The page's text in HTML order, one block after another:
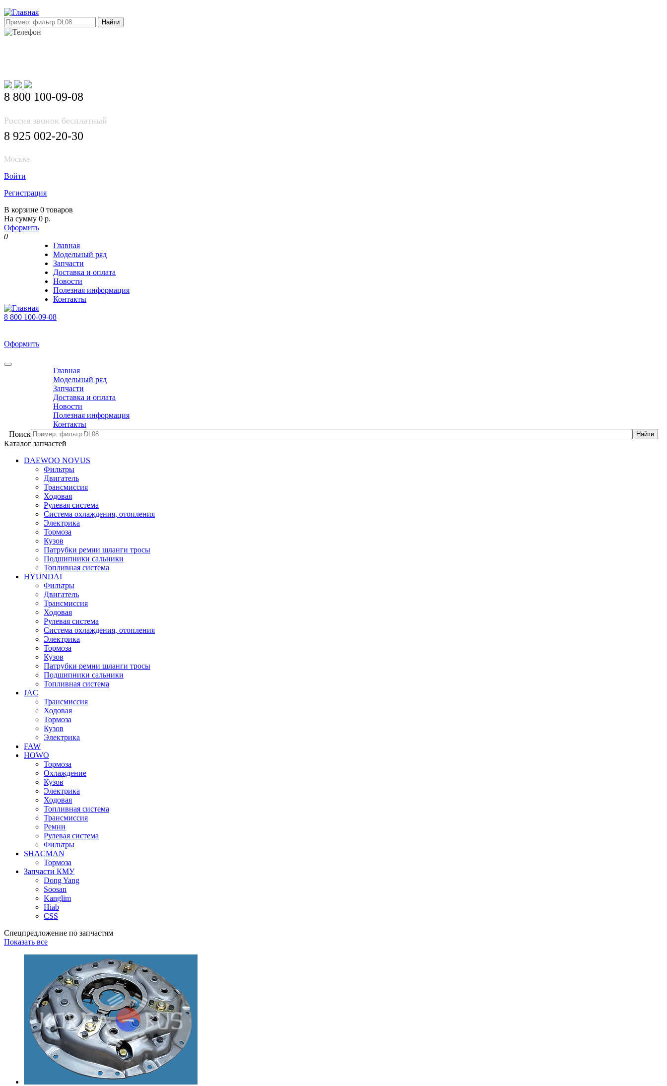
8 800 100-09-08
Россия звонок бесплатный
8 925 002-20-30
Москва
Войти
Регистрация
В корзине 0 товаров
На сумму 0 р.
Оформить
0
Главная
Модельный ряд
Запчасти
Доставка и оплата
Новости
Полезная информация
Контакты
8 800 100-09-08
Оформить
Главная
Модельный ряд
Запчасти
Доставка и оплата
Новости
Полезная информация
Контакты
Поиск
Каталог запчастей
DAEWOO NOVUS
Фильтры
Двигатель
Трансмиссия
Ходовая
Рулевая система
Система охлаждения, отопления
Электрика
Тормоза
Кузов
Патрубки ремни шланги тросы
Подшипники cальники
Топливная система
HYUNDAI
Фильтры
Двигатель
Трансмиссия
Ходовая
Рулевая система
Система охлаждения, отопления
Электрика
Тормоза
Кузов
Патрубки ремни шланги тросы
Подшипники сальники
Топливная система
JAC
Трансмиcсия
Ходовая
Тормоза
Кузов
Электрика
FAW
HOWO
Тормоза
Охлаждение
Кузов
Электрика
Ходовая
Топливная система
Трансмиссия
Ремни
Рулевая система
Фильтры
SHACMAN
Тормоза
Запчасти КМУ
Dong Yang
Soosan
Kanglim
Hiab
CSS
Спецпредложение по запчастям
Показать все